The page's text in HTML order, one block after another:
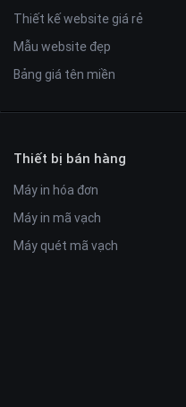
Thiết kế website giá rẻ
Mẫu website đẹp
Bảng giá tên miền
Thiết bị bán hàng
Máy in hóa đơn
Máy in mã vạch
Máy quét mã vạch